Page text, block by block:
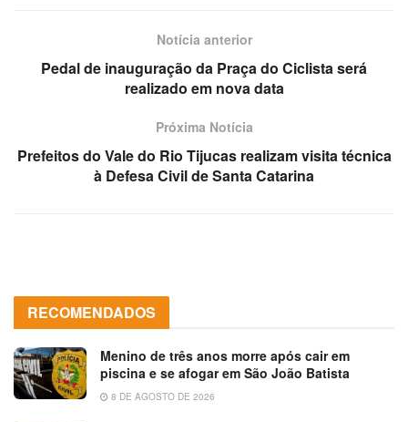
Notícia anterior
Pedal de inauguração da Praça do Ciclista será
realizado em nova data
Próxima Notícia
Prefeitos do Vale do Rio Tijucas realizam visita técnica
à Defesa Civil de Santa Catarina
RECOMENDADOS
Menino de três anos morre após cair em
piscina e se afogar em São João Batista
8 DE AGOSTO DE 2026